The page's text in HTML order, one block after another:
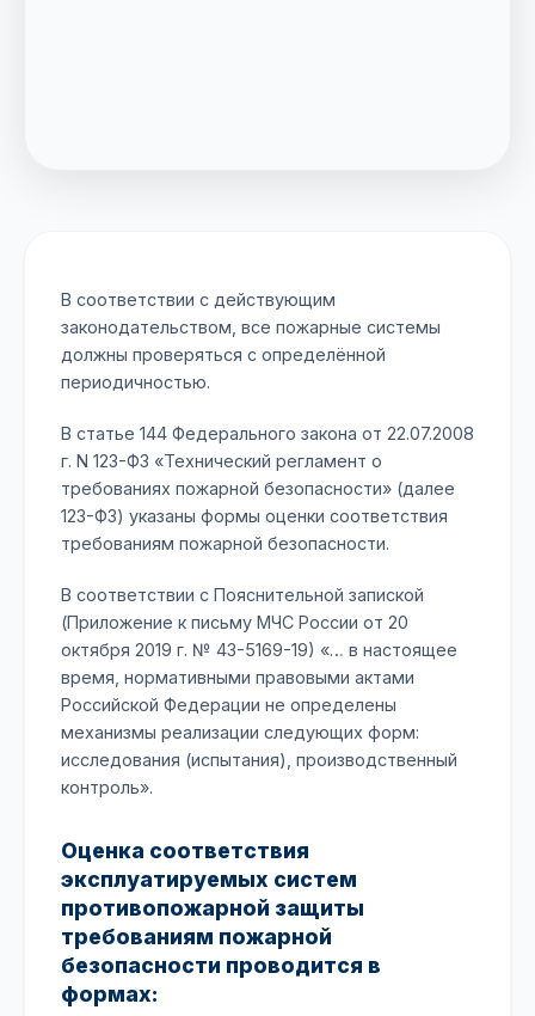
В соответствии с действующим
законодательством, все пожарные системы
должны проверяться с определённой
периодичностью.
В статье 144 Федерального закона от 22.07.2008
г. N 123-ФЗ «Технический регламент о
требованиях пожарной безопасности» (далее
123-ФЗ) указаны формы оценки соответствия
требованиям пожарной безопасности.
В соответствии с Пояснительной запиской
(Приложение к письму МЧС России от 20
октября 2019 г. № 43-5169-19) «… в настоящее
время, нормативными правовыми актами
Российской Федерации не определены
механизмы реализации следующих форм:
исследования (испытания), производственный
контроль».
Оценка соответствия
эксплуатируемых систем
противопожарной защиты
требованиям пожарной
безопасности проводится в
формах: